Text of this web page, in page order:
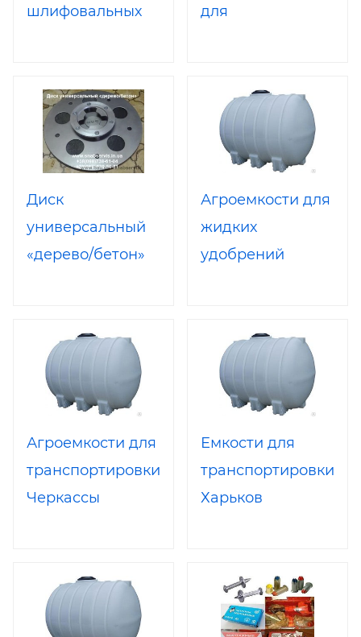
шлифовальных
для
Диск
универсальный
«дерево/бетон»
машин
Агроемкости для
жидких
удобрений
Агроемкости для
транспортировки
Черкассы
Емкости для
транспортировки,
Харьков